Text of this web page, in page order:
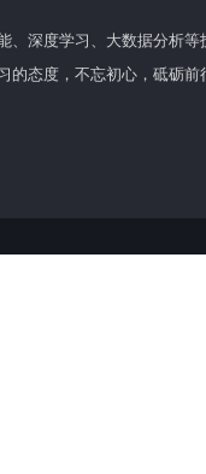
、深度学习、大数据分析
的态度，不忘初心，砥砺前